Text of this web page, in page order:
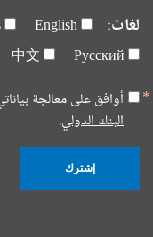
لغات: English
Русский
中文
أوافق على معالجة
البنك الدولي.
إشترك